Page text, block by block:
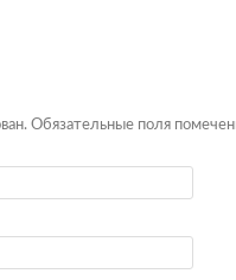
Обязательные поля